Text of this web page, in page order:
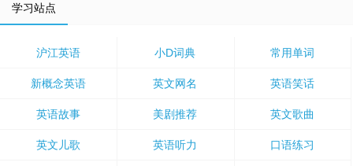
学习站点
沪江英语 小D词典 常用单词
新概念英语 英文网名 英语笑话
英语故事 美剧推荐 英文歌曲
英文儿歌 英语听力 口语练习